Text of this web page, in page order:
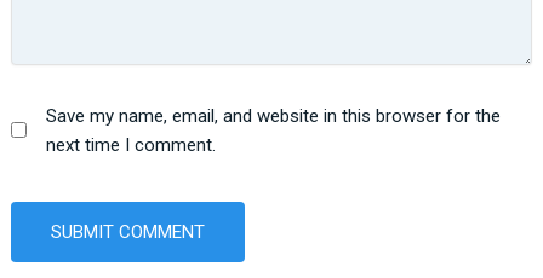
Save my name, email, and website in this browser for the
next time I comment.